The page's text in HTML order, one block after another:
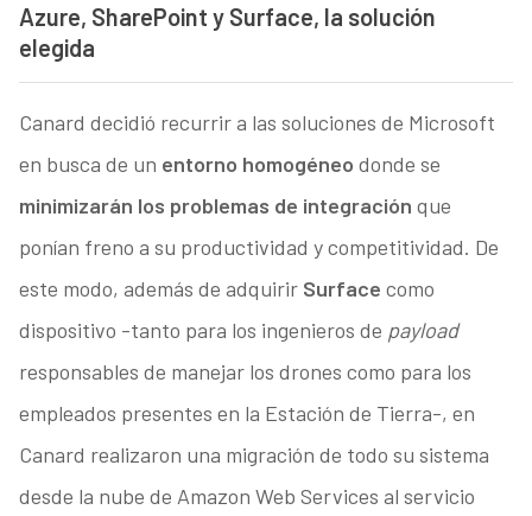
Azure, SharePoint y Surface, la solución
elegida
Canard decidió recurrir a las soluciones de Microsoft
en busca de un entorno homogéneo donde se
minimizarán los problemas de integración que
ponían freno a su productividad y competitividad. De
este modo, además de adquirir Surface como
dispositivo -tanto para los ingenieros de payload
responsables de manejar los drones como para los
empleados presentes en la Estación de Tierra-, en
Canard realizaron una migración de todo su sistema
desde la nube de Amazon Web Services al servicio